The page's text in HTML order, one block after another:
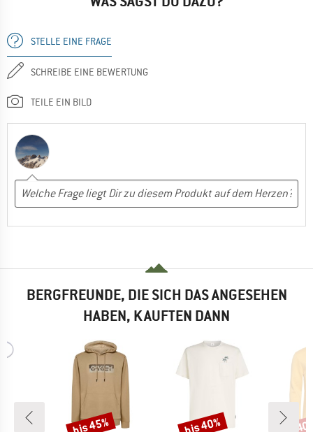
STELLE EINE FRAGE
SCHREIBE EINE BEWERTUNG
TEILE EIN BILD
BERGFREUNDE, DIE SICH DAS ANGESEHEN
HABEN, KAUFTEN DANN
Rabatt
bis 45% Rabatt
bis 40%